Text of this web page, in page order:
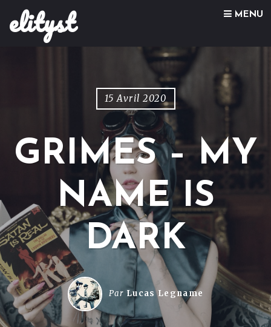
elityst MENU
Skip to content
15 Avril 2020
GRIMES – MY
NAME IS
DARK
Par Lucas Legname